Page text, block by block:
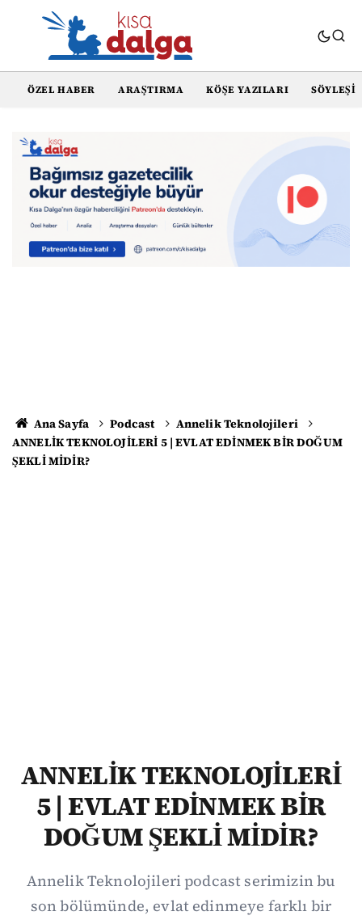
ÖZEL HABER ARAŞTIRMA KÖŞE YAZILARI SÖYLEŞI
Ana Sayfa Podcast
Annelik Teknolojileri
ANNELİK TEKNOLOJİLERİ 5 | EVLAT EDİNMEK BİR DOĞUM
ŞEKLİ MİDİR?
ANNELİK TEKNOLOJİLERİ
5 | EVLAT EDİNMEK BİR
DOĞUM ŞEKLİ MİDİR?
Annelik Teknolojileri podcast serimizin bu
son bölümünde, evlat edinmeye farklı bir